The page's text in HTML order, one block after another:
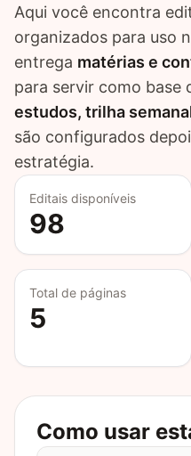
Aqui você encontra
organizados para uso
entrega matérias e
para servir como base
estudos, trilha
são configurados
estratégia.
Editais disponíveis
98
Total de páginas
5
Como usar